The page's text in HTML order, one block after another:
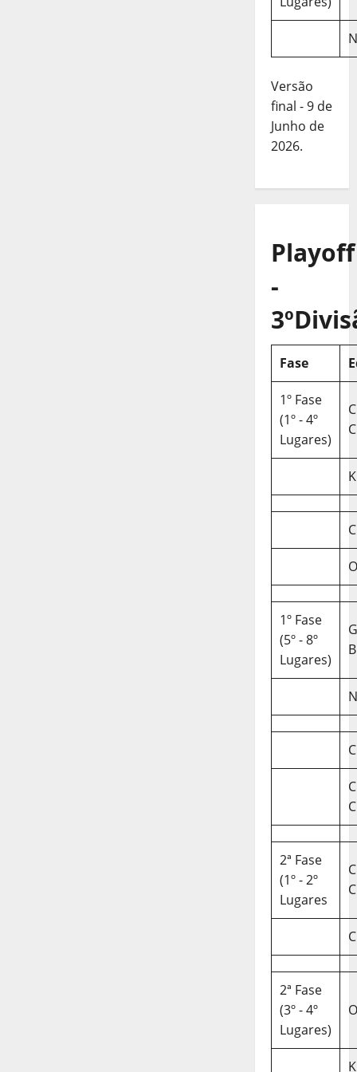
Versão
final - 9 de
Junho de
2026.
Playoff
-
Fase
1º Fase
(1º - 4º
Lugares)
C
1º Fase
(5º - 8º
Lugares)
B
C
2ª Fase
(1º - 2º
Lugares
C
2ª Fase
(3º - 4º
Lugares)